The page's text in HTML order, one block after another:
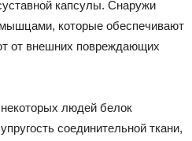
капсулы. Снаружи
которые обеспечивают
от внешних повреждающих
людей белок
соединительной ткани,